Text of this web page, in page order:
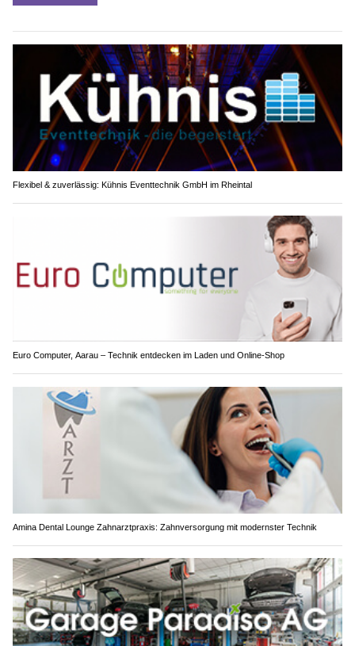
Flexibel & zuverlässig: Kühnis Eventtechnik GmbH im Rheintal
Euro Computer, Aarau – Technik entdecken im Laden und Online-Shop
Amina Dental Lounge Zahnarztpraxis: Zahnversorgung mit modernster Technik